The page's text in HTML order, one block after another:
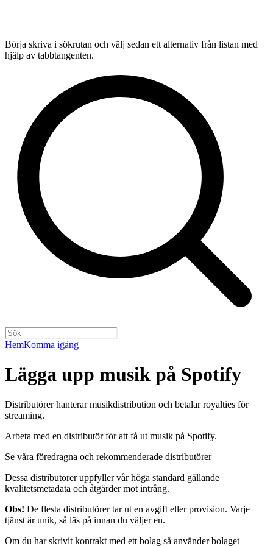
Börja skriva i sökrutan och välj sedan ett alternativ från listan med
hjälp av tabbtangenten.
HemKomma igång
Lägga upp musik på Spotify
Distributörer hanterar musikdistribution och betalar royalties för
streaming.
Arbeta med en distributör för att få ut musik på Spotify.
Se våra föredragna och rekommenderade distributörer
Dessa distributörer uppfyller vår höga standard gällande
kvalitetsmetadata och åtgärder mot intrång.
Obs! De flesta distributörer tar ut en avgift eller provision. Varje
tjänst är unik, så läs på innan du väljer en.
Om du har skrivit kontrakt med ett bolag så använder bolaget